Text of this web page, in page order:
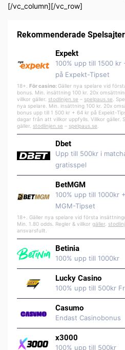
[/vc_column][/vc_row]
Rekommenderade Spelsajter
Expekt
100% upp till 1500 kr
på Expekt-Tipset
18+. För casino: Gäller nya spelare vid
bonus. Min. insättning 100 kr. 20x
villkor gäller. stodlinjen.se – spelpaus.se .
nya spelare. Min. insättning 100 kr. 20x
bonus upp till 1 500 kr + 64 kr på Expekt-
dagar från att villkor uppfylls. Villkor gäller.
gäller. stodlinjen.se – spelpaus.se
Dbet
Upp till 500kr i
gratisspel
BetMGM
100% upp till 1000kr
MGM-Tipset
18+. Gäller nya spelare vid första
Min. 1.80 odds. Regler & villkor gäller
ansvarsfullt.
Betinia
100% upp till 1000kr
Lucky Casino
100% upp till 500kr
Casumo
Endast Casinobonus
x3000
100% upp till 500kr